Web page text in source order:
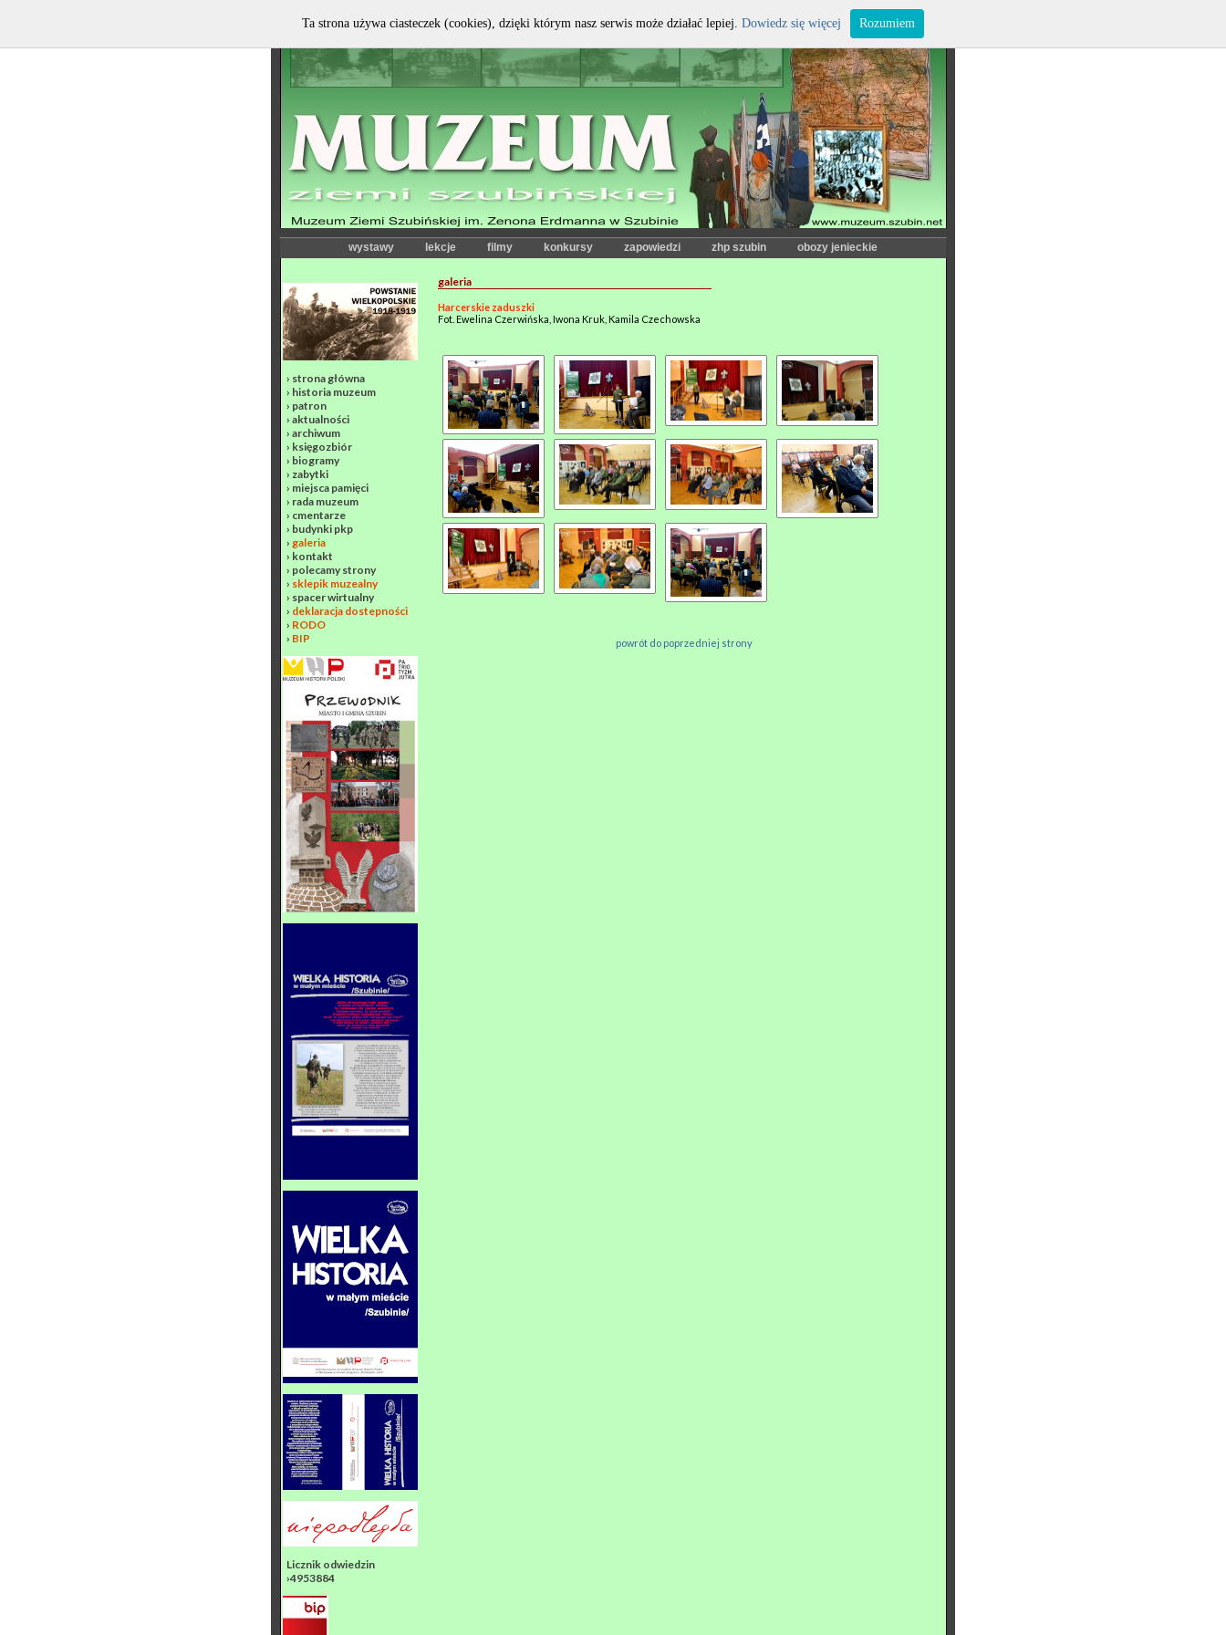
kontrast: czcionka:
wystawy lekcje filmy konkursy zapowiedzi zhp szubin obozy jenieckie
› strona główna
› historia muzeum
› patron
› aktualności
› archiwum
› księgozbiór
› biogramy
› zabytki
› miejsca pamięci
› rada muzeum
› cmentarze
› budynki pkp
› galeria
› kontakt
› polecamy strony
› sklepik muzealny
› spacer wirtualny
› deklaracja dostepności
› RODO
› BIP
Licznik odwiedzin
›4953884
galeria
Harcerskie zaduszki
Fot. Ewelina Czerwińska, Iwona Kruk, Kamila Czechowska
powrót do poprzedniej strony
Ta strona używa ciasteczek (cookies), dzięki którym nasz serwis może działać lepiej. Dowiedz się więcej Rozumiem